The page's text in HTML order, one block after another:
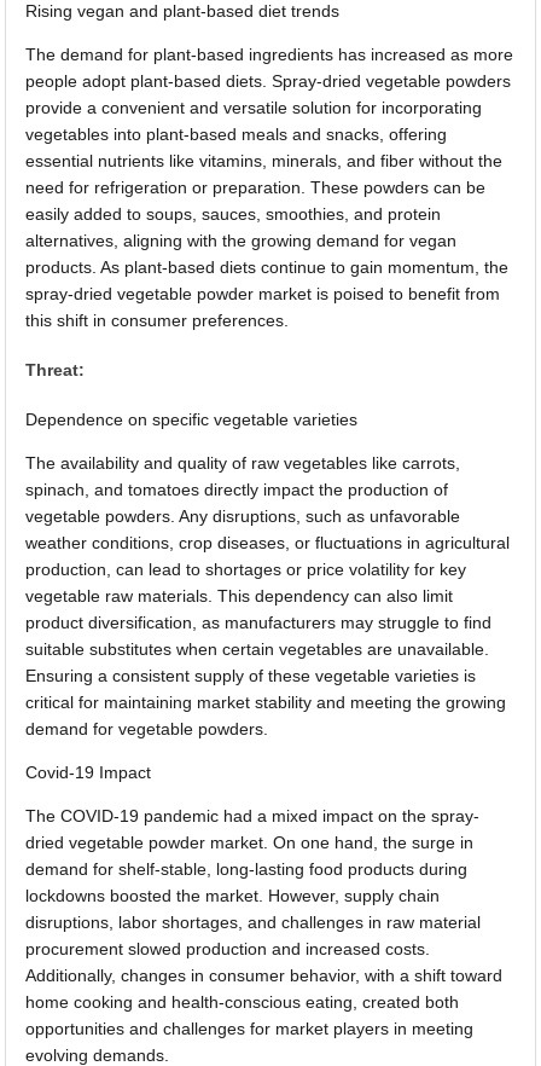
Rising vegan and plant-based diet trends
The demand for plant-based ingredients has increased as more
people adopt plant-based diets. Spray-dried vegetable powders
provide a convenient and versatile solution for incorporating
vegetables into plant-based meals and snacks, offering
essential nutrients like vitamins, minerals, and fiber without the
need for refrigeration or preparation. These powders can be
easily added to soups, sauces, smoothies, and protein
alternatives, aligning with the growing demand for vegan
products. As plant-based diets continue to gain momentum, the
spray-dried vegetable powder market is poised to benefit from
this shift in consumer preferences.
Threat:
Dependence on specific vegetable varieties
The availability and quality of raw vegetables like carrots,
spinach, and tomatoes directly impact the production of
vegetable powders. Any disruptions, such as unfavorable
weather conditions, crop diseases, or fluctuations in agricultural
production, can lead to shortages or price volatility for key
vegetable raw materials. This dependency can also limit
product diversification, as manufacturers may struggle to find
suitable substitutes when certain vegetables are unavailable.
Ensuring a consistent supply of these vegetable varieties is
critical for maintaining market stability and meeting the growing
demand for vegetable powders.
Covid-19 Impact
The COVID-19 pandemic had a mixed impact on the spray-
dried vegetable powder market. On one hand, the surge in
demand for shelf-stable, long-lasting food products during
lockdowns boosted the market. However, supply chain
disruptions, labor shortages, and challenges in raw material
procurement slowed production and increased costs.
Additionally, changes in consumer behavior, with a shift toward
home cooking and health-conscious eating, created both
opportunities and challenges for market players in meeting
evolving demands.